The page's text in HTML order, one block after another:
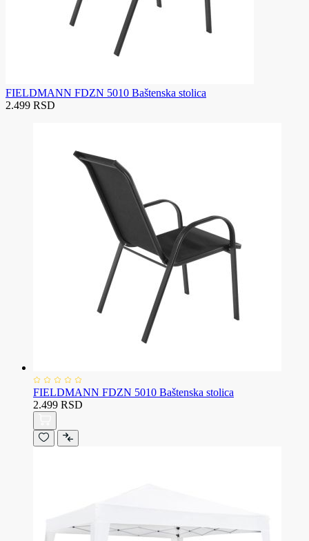
FIELDMANN FDZN 5010 Baštenska stolica
2.499 RSD
FIELDMANN FDZN 5010 Baštenska stolica
2.499 RSD